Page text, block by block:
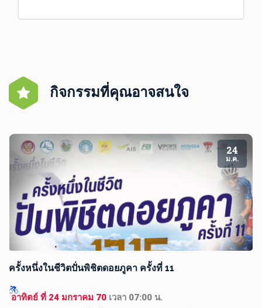
กิจกรรมที่คุณอาจสนใจ
24
ม.ค.
ครั้งหนึ่งในชีวิตปั่นพิชิตดอยภูคา ครั้งที่ 11
อาทิตย์ ที่ 24 มกราคม 70 เวลา 07:00 น.